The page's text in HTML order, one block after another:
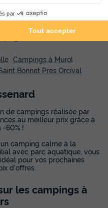
en Haute-Loire
Campings à Murol
Bonnet Pres Orcival
de campings réalisée par
au meilleur prix grâce à
-60% !
camping calme à la
avec parc aquatique, vous
pour vos prochaines
d'offres.
les campings à